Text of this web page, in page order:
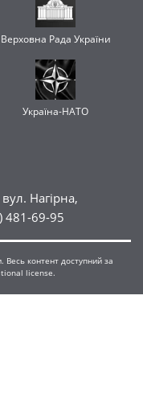
Верховна Рада України
Україна-НАТО
Нагірна,
481-69-95
Весь контент доступний за
license.